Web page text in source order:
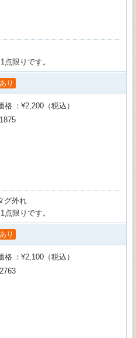
点限りです。
り
格
¥2,200（税込）
グ外れ
点限りです。
り
格
¥2,100（税込）